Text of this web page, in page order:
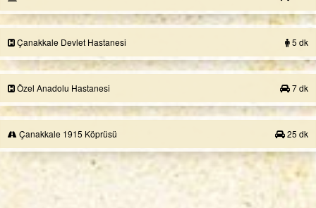
Çanakkale Devlet Hastanesi 5 dk
Özel Anadolu Hastanesi 7 dk
Çanakkale 1915 Köprüsü 25 dk